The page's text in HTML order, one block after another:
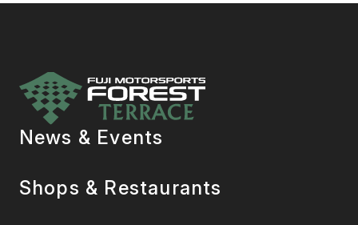
News & Events
Shops & Restaurants